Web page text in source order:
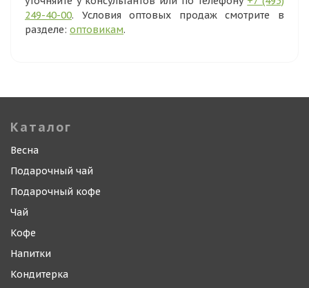
249-40-00. Условия оптовых продаж смотрите в
разделе: оптовикам.
Каталог
Весна
Подарочный чай
Подарочный кофе
Чай
Кофе
Напитки
Кондитерка